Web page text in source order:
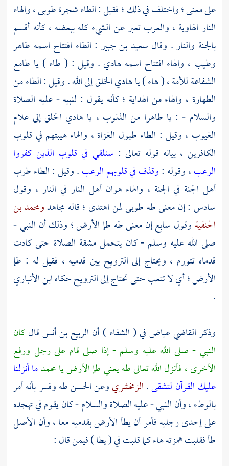
على معنى ؛ واختلف في ذلك ؛ فقيل : الطاء شجرة طوبى ، والهاء
النار الهاوية ، والعرب تعبر عن الشيء كله ببعضه ، كأنه أقسم
بالجنة والنار . وقال سعيد بن جبير : الطاء افتتاح اسمه طاهر
وطيب ، والهاء افتتاح اسمه هادي . وقيل : ( طاء ) يا طامع
الشفاعة للأمة ، ( هاء ) يا هادي الخلق إلى الله . وقيل : الطاء من
الطهارة ، والهاء من الهداية ؛ كأنه يقول : لنبيه - عليه الصلاة
والسلام - : يا طاهرا من الذنوب ، يا هادي الخلق إلى علام
الغيوب ، وقيل : الطاء طبول الغزاة ، والهاء هيبتهم في قلوب
الكافرين ، بيانه قوله تعالى : سنلقي في قلوب الذين كفروا
الرعب، وقوله :وقذف في قلوبهم الرعب. وقيل : الطاء طرب
أهل الجنة في الجنة ، والهاء هوان أهل النار في النار ، وقول
سادس : إن معنى طه طوبى لمن اهتدى ؛ قاله مجاهدومحمد بن
الحنفية وقول سابع إن معنى طه طإ الأرض ؛ وذلك أن النبي -
صلى الله عليه وسلم - كان يتحمل مشقة الصلاة حتى كادت
قدماه تتورم ، ويحتاج إلى الترويح بين قدميه ، فقيل له : طإ
الأرض ؛ أي لا تتعب حتى تحتاج إلى الترويح حكاهابن الأنباري
.
وذكرالقاضي عياضفي ( الشفاء ) أن الربيع بن أنسقالكان
النبي - صلى الله عليه وسلم - إذا صلى قام على رجل ورفع
الأخرى ، فأنزل الله تعالى طه يعني طإ الأرض يامحمدما أنزلنا
عليك القرآن لتشقى.الزمخشريوعنالحسنطه وفسر بأنه أمر
بالوطء ، وأن النبي - عليه الصلاة والسلام - كان يقوم في تهجده
على إحدى رجليه فأمر أن يطأ الأرض بقدميه معا ، وأن الأصل
طأ فقلبت همزته هاء كما قلبت في ( يطا ) فيمن قال :